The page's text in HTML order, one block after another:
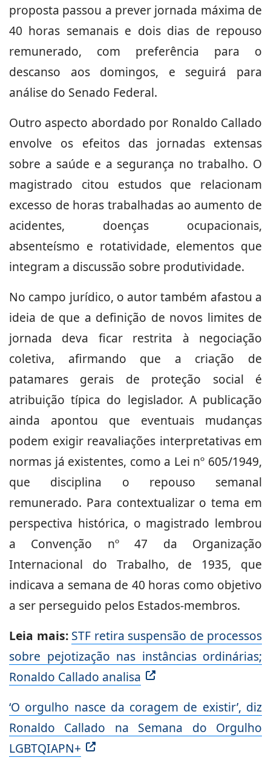
proposta passou a prever jornada máxima de
40 horas semanais e dois dias de repouso
remunerado, com preferência para o
descanso aos domingos, e seguirá para
análise do Senado Federal.
Outro aspecto abordado por Ronaldo Callado
envolve os efeitos das jornadas extensas
sobre a saúde e a segurança no trabalho. O
magistrado citou estudos que relacionam
excesso de horas trabalhadas ao aumento de
acidentes, doenças ocupacionais,
absenteísmo e rotatividade, elementos que
integram a discussão sobre produtividade.
No campo jurídico, o autor também afastou a
ideia de que a definição de novos limites de
jornada deva ficar restrita à negociação
coletiva, afirmando que a criação de
patamares gerais de proteção social é
atribuição típica do legislador. A publicação
ainda apontou que eventuais mudanças
podem exigir reavaliações interpretativas em
normas já existentes, como a Lei nº 605/1949,
que disciplina o repouso semanal
remunerado. Para contextualizar o tema em
perspectiva histórica, o magistrado lembrou
a Convenção nº 47 da Organização
Internacional do Trabalho, de 1935, que
indicava a semana de 40 horas como objetivo
a ser perseguido pelos Estados-membros.
Leia mais: STF retira suspensão de processos
sobre pejotização nas instâncias ordinárias;
Ronaldo Callado analisa
‘O orgulho nasce da coragem de existir’, diz
Ronaldo Callado na Semana do Orgulho
LGBTQIAPN+